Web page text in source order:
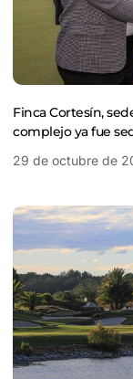
Finca Cortesín,
complejo ya fue
29 de octubre de